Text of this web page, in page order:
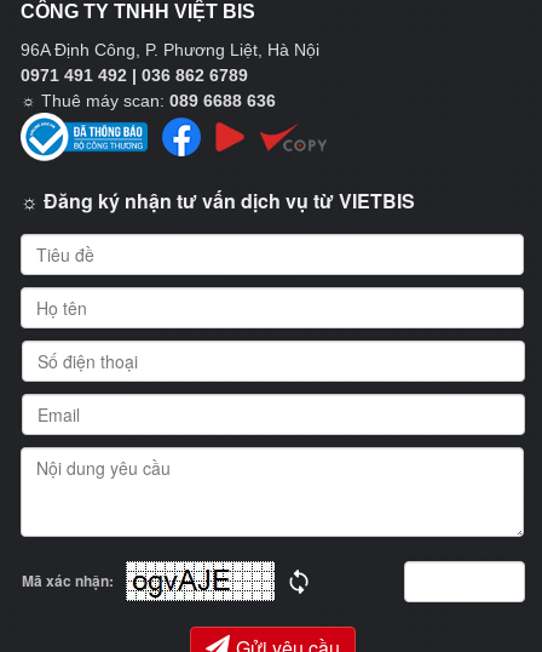
CÔNG TY TNHH VIỆT BIS
96A Định Công, P. Phương Liệt, Hà Nội
0971 491 492 | 036 862 6789
☼ Thuê máy scan: 089 6688 636
☼ Đăng ký nhận tư vấn dịch vụ từ VIETBIS
Mã xác nhận: